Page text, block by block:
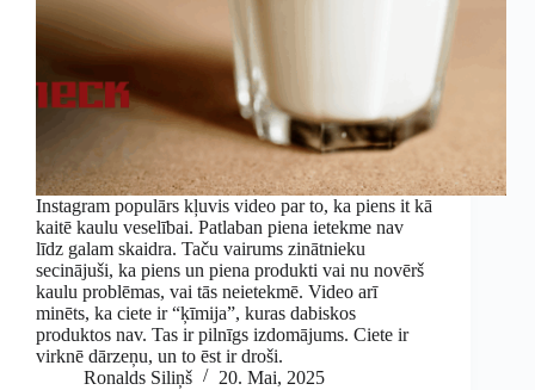
Instagram populārs kļuvis video par to, ka piens it kā
kaitē kaulu veselībai. Patlaban piena ietekme nav
līdz galam skaidra. Taču vairums zinātnieku
secinājuši, ka piens un piena produkti vai nu novērš
kaulu problēmas, vai tās neietekmē. Video arī
minēts, ka ciete ir “ķīmija”, kuras dabiskos
produktos nav. Tas ir pilnīgs izdomājums. Ciete ir
virknē dārzeņu, un to ēst ir droši.
Ronalds Siliņš
20. Mai, 2025